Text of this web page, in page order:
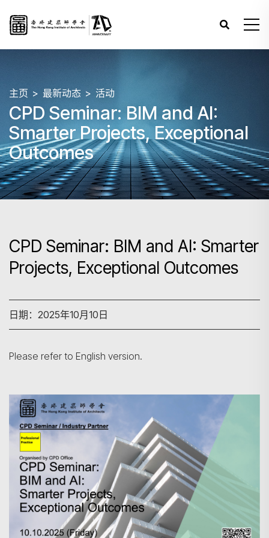
搜寻
主页 最新动态 活动
CPD Seminar: BIM and AI:
Smarter Projects, Exceptional
Outcomes
CPD Seminar: BIM and AI: Smarter
Projects, Exceptional Outcomes
日期：2025年10月10日
Please refer to English version.